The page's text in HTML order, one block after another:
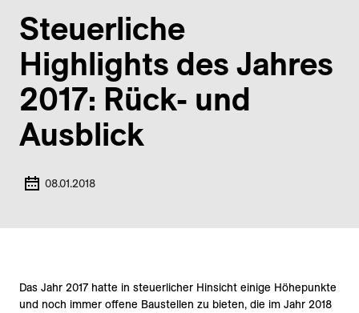
Steuerliche
Highlights des Jahres
2017: Rück- und
Ausblick
08.01.2018
Das Jahr 2017 hatte in steuerlicher Hinsicht einige Höhepunkte
und noch immer offene Baustellen zu bieten, die im Jahr 2018